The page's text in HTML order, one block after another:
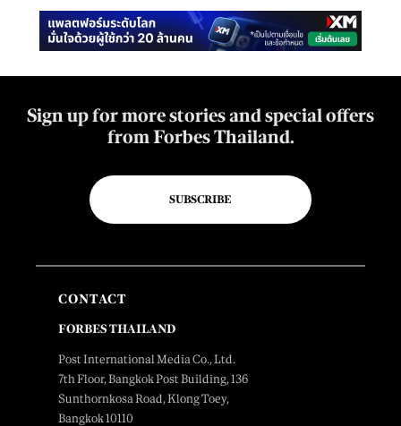
Sign up for more stories and special offers
from Forbes Thailand.
SUBSCRIBE
CONTACT
FORBES THAILAND
Post International Media Co., Ltd.
7th Floor, Bangkok Post Building, 136
Sunthornkosa Road, Klong Toey,
Bangkok 10110